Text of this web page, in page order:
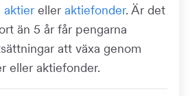
aktier eller aktiefonder. Är det
än 5 år får pengarna
att växa genom
eller aktiefonder.